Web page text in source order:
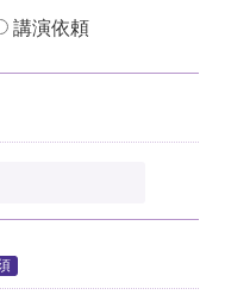
講演依頼